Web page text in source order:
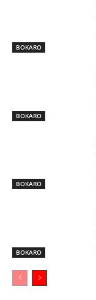
BOKARO
BOKARO
BOKARO
BOKARO